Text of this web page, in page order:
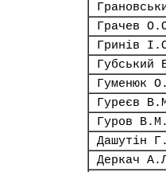
Грачев
Гринів
Губський
Гуменюк
Гуреєв
Гуров В.М.
Дашутін
Деркач